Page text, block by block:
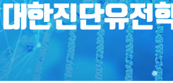
대한진단유전